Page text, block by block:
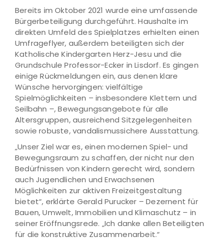
Bereits im Oktober 2021 wurde eine umfassende
Bürgerbeteiligung durchgeführt. Haushalte im
direkten Umfeld des Spielplatzes erhielten einen
Umfrageflyer, außerdem beteiligten sich der
Katholische Kindergarten Herz-Jesu und die
Grundschule Professor-Ecker in Lisdorf. Es gingen
einige Rückmeldungen ein, aus denen klare
Wünsche hervorgingen: vielfältige
Spielmöglichkeiten – insbesondere Klettern und
Seilbahn –, Bewegungsangebote für alle
Altersgruppen, ausreichend Sitzgelegenheiten
sowie robuste, vandalismussichere Ausstattung.
„Unser Ziel war es, einen modernen Spiel- und
Bewegungsraum zu schaffen, der nicht nur den
Bedürfnissen von Kindern gerecht wird, sondern
auch Jugendlichen und Erwachsenen
Möglichkeiten zur aktiven Freizeitgestaltung
bietet“, erklärte Gerald Purucker – Dezernent für
Bauen, Umwelt, Immobilien und Klimaschutz – in
seiner Eröffnungsrede. „Ich danke allen Beteiligten
für die konstruktive Zusammenarbeit.“